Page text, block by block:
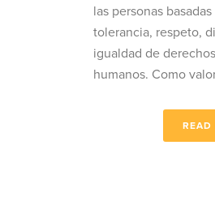
las personas
tolerancia, respeto,
igualdad de
humanos. Como
READ